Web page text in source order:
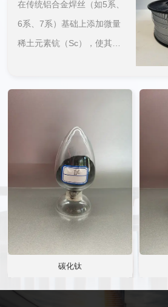
在传统铝合金焊丝（如5系、
6系、7系）基础上添加微量
稀土元素钪（Sc），使其焊
碳化钛